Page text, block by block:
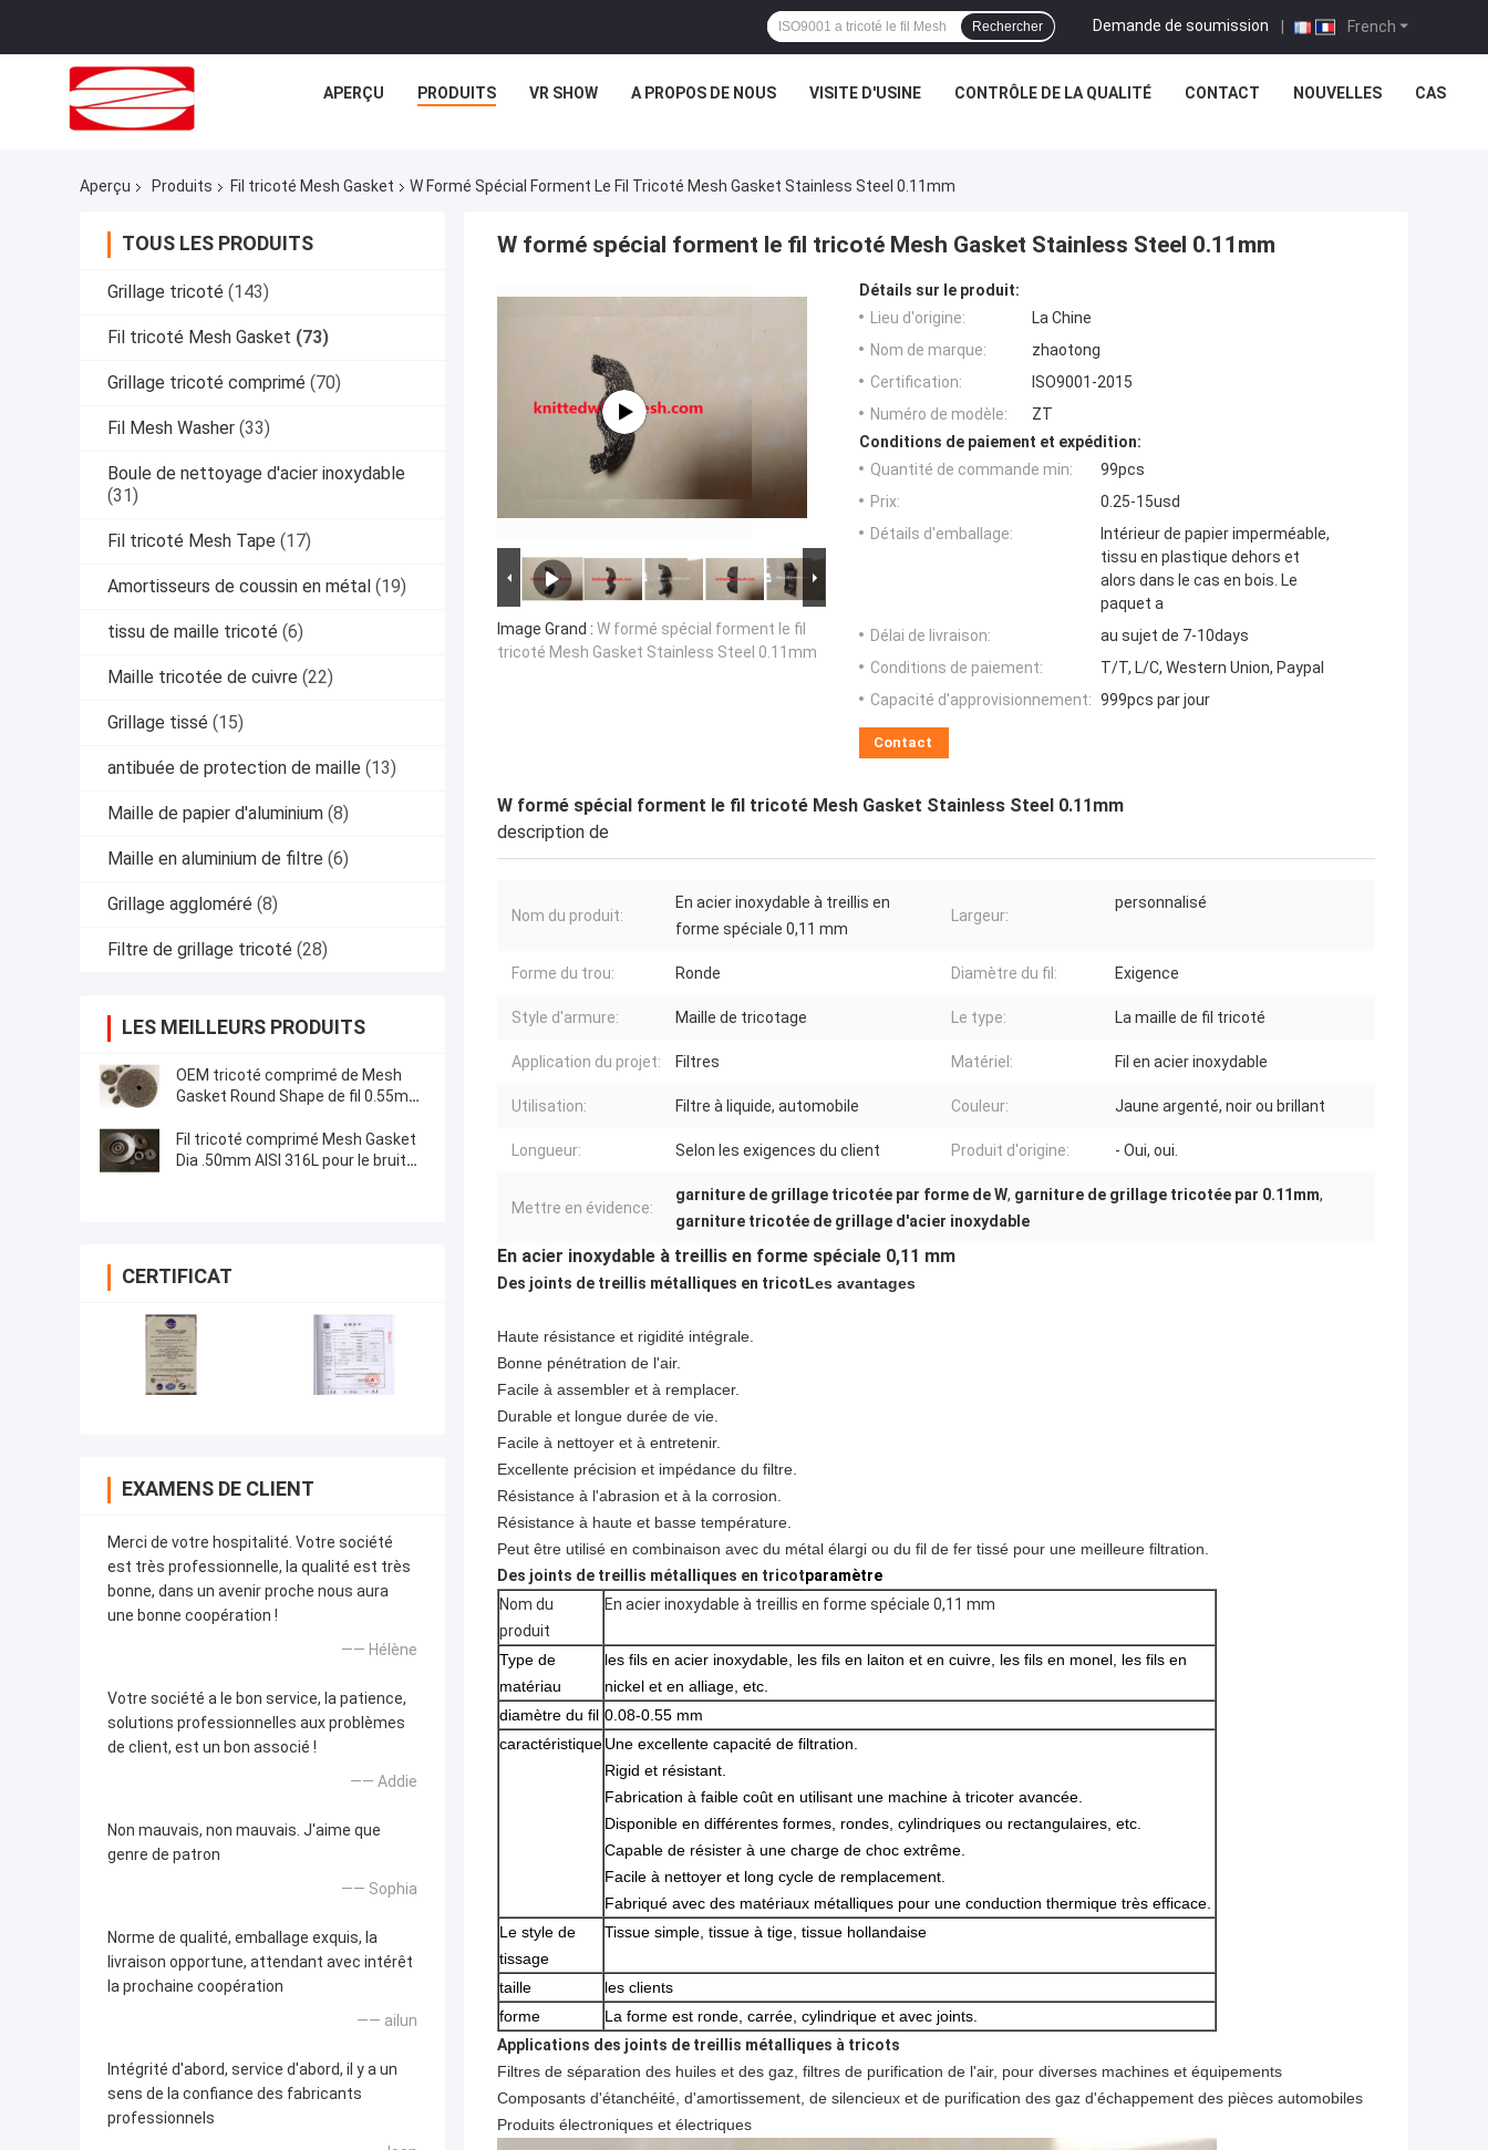
French
Demande de soumission |
Rechercher
APERÇU PRODUITS VR SHOW A PROPOS DE NOUS VISITE D'USINE CONTRÔLE DE LA QUALITÉ CONTACT NOUVELLES CAS
Aperçu Produits Fil tricoté Mesh Gasket W Formé Spécial Forment Le Fil Tricoté Mesh Gasket Stainless Steel 0.11mm
TOUS LES PRODUITS
Grillage tricoté (143)
Fil tricoté Mesh Gasket (73)
Grillage tricoté comprimé (70)
Fil Mesh Washer (33)
Boule de nettoyage d'acier inoxydable
(31)
Fil tricoté Mesh Tape (17)
Amortisseurs de coussin en métal (19)
tissu de maille tricoté (6)
Maille tricotée de cuivre (22)
Grillage tissé (15)
antibuée de protection de maille (13)
Maille de papier d'aluminium (8)
Maille en aluminium de filtre (6)
Grillage aggloméré (8)
Filtre de grillage tricoté (28)
LES MEILLEURS PRODUITS
OEM tricoté comprimé de Mesh
Gasket Round Shape de fil 0.55mm
Fil tricoté comprimé Mesh Gasket
Dia .50mm AISI 316L pour le bruit
CERTIFICAT
EXAMENS DE CLIENT
Merci de votre hospitalité. Votre société
est très professionnelle, la qualité est très
bonne, dans un avenir proche nous aura
une bonne coopération !
—— Hélène
Votre société a le bon service, la patience,
solutions professionnelles aux problèmes
de client, est un bon associé !
—— Addie
Non mauvais, non mauvais. J'aime que
genre de patron
—— Sophia
Norme de qualité, emballage exquis, la
livraison opportune, attendant avec intérêt
la prochaine coopération
—— ailun
Intégrité d'abord, service d'abord, il y a un
sens de la confiance des fabricants
professionnels
W formé spécial forment le fil tricoté Mesh Gasket Stainless Steel 0.11mm
Image Grand : W formé spécial forment le fil
tricoté Mesh Gasket Stainless Steel 0.11mm
Détails sur le produit:
Lieu d'origine:
La Chine
Nom de marque:
zhaotong
Certification:
ISO9001-2015
Numéro de modèle:
ZT
Conditions de paiement et expédition:
Quantité de commande min:
99pcs
Prix:
0.25-15usd
Détails d'emballage:
Intérieur de papier imperméable,
tissu en plastique dehors et
alors dans le cas en bois. Le
paquet a
Délai de livraison:
au sujet de 7-10days
Conditions de paiement:
T/T, L/C, Western Union, Paypal
Capacité d'approvisionnement: 999pcs par jour
Contact
W formé spécial forment le fil tricoté Mesh Gasket Stainless Steel 0.11mm
description de
Nom du produit:
En acier inoxydable à treillis en
forme spéciale 0,11 mm
Largeur:
personnalisé
Forme du trou: Ronde Diamètre du fil: Exigence
Style d'armure: Maille de tricotage Le type: La maille de fil tricoté
Application du projet: Filtres Matériel: Fil en acier inoxydable
Utilisation: Filtre à liquide, automobile Couleur: Jaune argenté, noir ou brillant
Longueur: Selon les exigences du client Produit d'origine: - Oui, oui.
Mettre en évidence:
garniture de grillage tricotée par forme de W, garniture de grillage tricotée par 0.11mm,
garniture tricotée de grillage d'acier inoxydable
En acier inoxydable à treillis en forme spéciale 0,11 mm
Des joints de treillis métalliques en tricotLes avantages
Haute résistance et rigidité intégrale.
Bonne pénétration de l'air.
Facile à assembler et à remplacer.
Durable et longue durée de vie.
Facile à nettoyer et à entretenir.
Excellente précision et impédance du filtre.
Résistance à l'abrasion et à la corrosion.
Résistance à haute et basse température.
Peut être utilisé en combinaison avec du métal élargi ou du fil de fer tissé pour une meilleure filtration.
Des joints de treillis métalliques en tricotparamètre
Nom du
produit
En acier inoxydable à treillis en forme spéciale 0,11 mm
Type de
matériau
les fils en acier inoxydable, les fils en laiton et en cuivre, les fils en monel, les fils en
nickel et en alliage, etc.
diamètre du fil 0.08-0.55 mm
caractéristiqueUne excellente capacité de filtration.
Rigid et résistant.
Fabrication à faible coût en utilisant une machine à tricoter avancée.
Disponible en différentes formes, rondes, cylindriques ou rectangulaires, etc.
Capable de résister à une charge de choc extrême.
Facile à nettoyer et long cycle de remplacement.
Fabriqué avec des matériaux métalliques pour une conduction thermique très efficace.
Le style de
tissage
Tissue simple, tissue à tige, tissue hollandaise
taille
les clients
forme
La forme est ronde, carrée, cylindrique et avec joints.
Applications des joints de treillis métalliques à tricots
Filtres de séparation des huiles et des gaz, filtres de purification de l'air, pour diverses machines et équipements
Composants d'étanchéité, d'amortissement, de silencieux et de purification des gaz d'échappement des pièces automobiles
Produits électroniques et électriques